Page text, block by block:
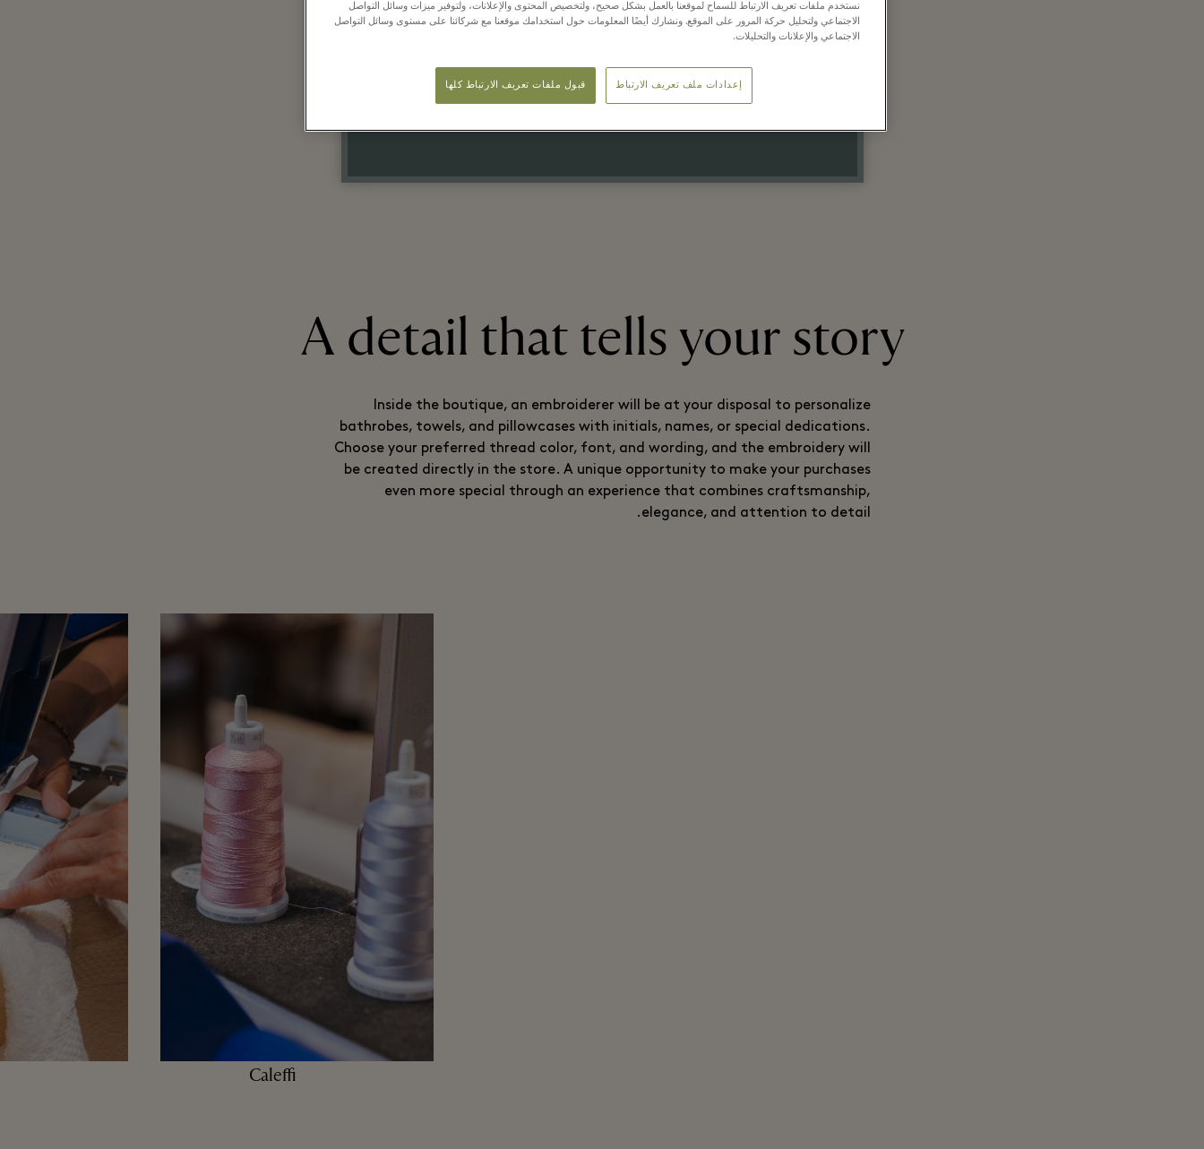
Additional 20% off
on the Village price
with a minimum purchase of 2 sale items
A detail that tells your story
Inside the boutique, an embroiderer will be at your disposal to personalize
bathrobes, towels, and pillowcases with initials, names, or special dedications.
Choose your preferred thread color, font, and wording, and the embroidery will
be created directly in the store. A unique opportunity to make your purchases
even more special through an experience that combines craftsmanship,
elegance, and attention to detail.
Caleffi
نستخدم ملفات تعريف الارتباط للسماح لموقعنا بالعمل بشكل صحيح، ولتخصيص المحتوى والإعلانات، ولتوفير ميزات وسائل التواصل
الاجتماعي ولتحليل حركة المرور على الموقع. ونشارك أيضًا المعلومات حول استخدامك موقعنا مع شركائنا على مستوى وسائل التواصل
الاجتماعي والإعلانات والتحليلات.
إعدادات ملف تعريف الارتباط قبول ملفات تعريف الارتباط كلها